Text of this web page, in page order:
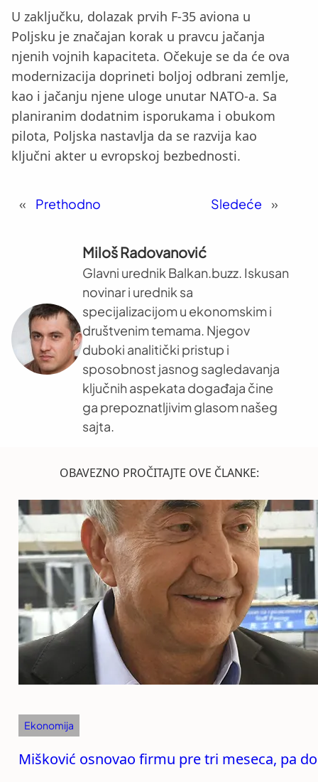
U zaključku, dolazak prvih F-35 aviona u
Poljsku je značajan korak u pravcu jačanja
njenih vojnih kapaciteta. Očekuje se da će ova
modernizacija doprineti boljoj odbrani zemlje,
kao i jačanju njene uloge unutar NATO-a. Sa
planiranim dodatnim isporukama i obukom
pilota, Poljska nastavlja da se razvija kao
ključni akter u evropskoj bezbednosti.
« Prethodno Sledeće »
Miloš Radovanović
Glavni urednik Balkan.buzz. Iskusan
novinar i urednik sa
specijalizacijom u ekonomskim i
društvenim temama. Njegov
duboki analitički pristup i
sposobnost jasnog sagledavanja
ključnih aspekata događaja čine
ga prepoznatljivim glasom našeg
sajta.
OBAVEZNO PROČITAJTE OVE ČLANKE:
Ekonomija
Mišković osnovao firmu pre tri meseca, pa